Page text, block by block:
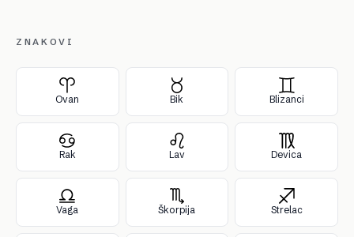
ZNAKOVI
Ovan Bik Blizanci
Rak Lav Devica
Vaga Škorpija Strelac